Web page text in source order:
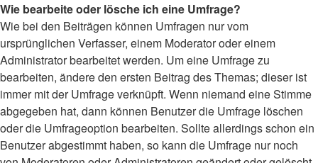
Wie bearbeite oder lösche ich eine Umfrage?
Wie bei den Beiträgen können Umfragen nur vom
ursprünglichen Verfasser, einem Moderator oder einem
Administrator bearbeitet werden. Um eine Umfrage zu
bearbeiten, ändere den ersten Beitrag des Themas; dieser ist
immer mit der Umfrage verknüpft. Wenn niemand eine Stimme
abgegeben hat, dann können Benutzer die Umfrage löschen
oder die Umfrageoption bearbeiten. Sollte allerdings schon ein
Benutzer abgestimmt haben, so kann die Umfrage nur noch